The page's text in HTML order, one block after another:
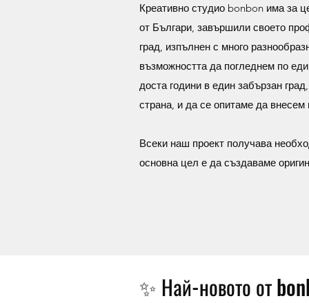
Креативно студио bonbon има за
от Българи, завършили своето
град, изпълнен с много
възможността да погледнем по
доста години в един забързан
страна, и да се опитаме да
Всеки наш проект получава
основна цел е да създаваме
✨ Най-новото от